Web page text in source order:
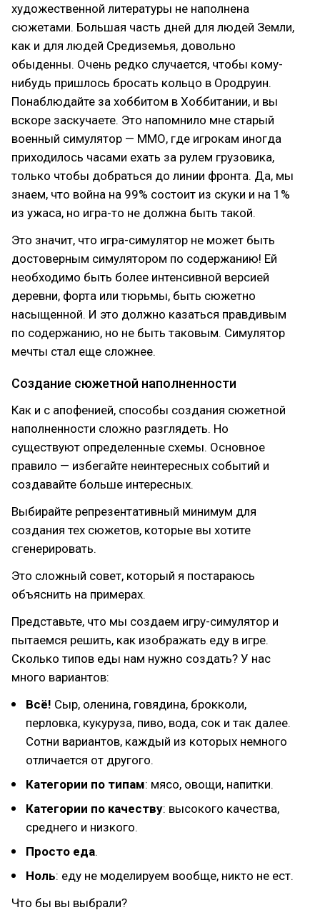
художественной литературы не наполнена
сюжетами. Большая часть дней для людей Земли,
как и для людей Средиземья, довольно
обыденны. Очень редко случается, чтобы кому-
нибудь пришлось бросать кольцо в Ородруин.
Понаблюдайте за хоббитом в Хоббитании, и вы
вскоре заскучаете. Это напомнило мне старый
военный симулятор — ММО, где игрокам иногда
приходилось часами ехать за рулем грузовика,
только чтобы добраться до линии фронта. Да, мы
знаем, что война на 99% состоит из скуки и на 1%
из ужаса, но игра-то не должна быть такой.
Это значит, что игра-симулятор не может быть
достоверным симулятором по содержанию! Ей
необходимо быть более интенсивной версией
деревни, форта или тюрьмы, быть сюжетно
насыщенной. И это должно казаться правдивым
по содержанию, но не быть таковым. Симулятор
мечты стал еще сложнее.
Создание сюжетной наполненности
Как и с апофенией, способы создания сюжетной
наполненности сложно разглядеть. Но
существуют определенные схемы. Основное
правило — избегайте неинтересных событий и
создавайте больше интересных.
Выбирайте репрезентативный минимум для
создания тех сюжетов, которые вы хотите
сгенерировать.
Это сложный совет, который я постараюсь
объяснить на примерах.
Представьте, что мы создаем игру-симулятор и
пытаемся решить, как изображать еду в игре.
Сколько типов еды нам нужно создать? У нас
много вариантов:
Всё! Сыр, оленина, говядина, брокколи,
перловка, кукуруза, пиво, вода, сок и так далее.
Сотни вариантов, каждый из которых немного
отличается от другого.
Категории по типам: мясо, овощи, напитки.
Категории по качеству: высокого качества,
среднего и низкого.
Просто еда.
Ноль: еду не моделируем вообще, никто не ест.
Что бы вы выбрали?